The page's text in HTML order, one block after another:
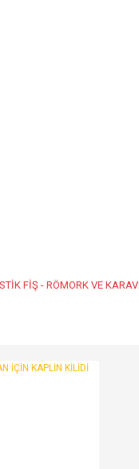
FİŞ - RÖMORK VE